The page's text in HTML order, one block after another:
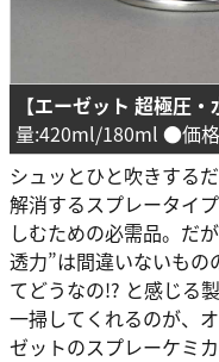
【エーゼット 超極圧
量:420ml/180ml ●価
シュッとひと吹きする
解消するスプレータイ
しむための必需品。だ
透力”は間違いないもの
てどうなの!? と感じる
一掃してくれるのが、
ゼットのスプレーケミ